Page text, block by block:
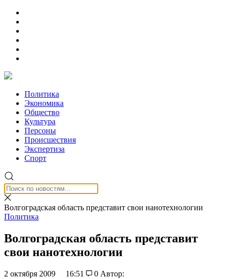
Политика
Экономика
Общество
Культура
Персоны
Происшествия
Экспертиза
Спорт
Волгоградская область представит свои нанотехнологии
Политика
Волгоградская область представит
свои нанотехнологии
2 октября 2009 16:51 0 Автор: